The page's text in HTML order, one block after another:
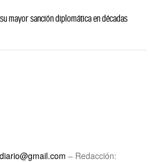
mayor sanción diplomática en décadas
– Redacción: